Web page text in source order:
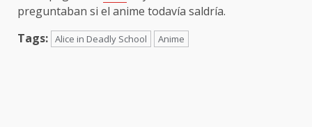
preguntaban si el anime todavía saldría.
Tags: Alice in Deadly School Anime